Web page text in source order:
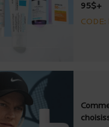
95$+
CODE: